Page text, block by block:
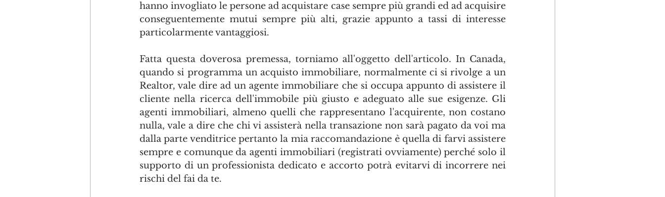
hanno invogliato le persone ad acquistare case sempre più grandi ed ad acquisire
conseguentemente mutui sempre più alti, grazie appunto a tassi di interesse
particolarmente vantaggiosi.
Fatta questa doverosa premessa, torniamo all'oggetto dell'articolo. In Canada,
quando si programma un acquisto immobiliare, normalmente ci si rivolge a un
Realtor, vale dire ad un agente immobiliare che si occupa appunto di assistere il
cliente nella ricerca dell'immobile più giusto e adeguato alle sue esigenze. Gli
agenti immobiliari, almeno quelli che rappresentano l'acquirente, non costano
nulla, vale a dire che chi vi assisterà nella transazione non sarà pagato da voi ma
dalla parte venditrice pertanto la mia raccomandazione è quella di farvi assistere
sempre e comunque da agenti immobiliari (registrati ovviamente) perché solo il
supporto di un professionista dedicato e accorto potrà evitarvi di incorrere nei
rischi del fai da te.